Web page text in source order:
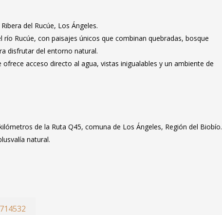
del Rucúe, Los Ángeles.
Rucúe, con paisajes únicos que combinan quebradas, bosque
disfrutar del entorno natural.
acceso directo al agua, vistas inigualables y un ambiente de
de la Ruta Q45, comuna de Los Ángeles, Región del Biobío.
natural.
714532